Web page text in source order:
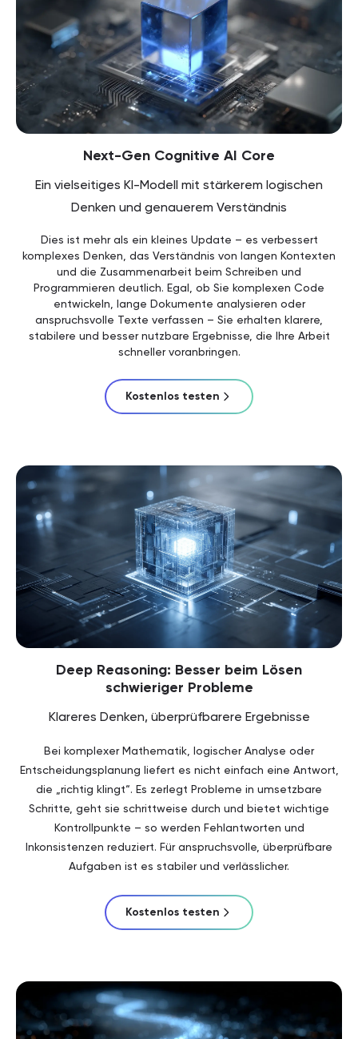
Next-Gen Cognitive AI Core
Ein vielseitiges KI-Modell mit stärkerem logischen
Denken und genauerem Verständnis
Dies ist mehr als ein kleines Update – es verbessert
komplexes Denken, das Verständnis von langen Kontexten
und die Zusammenarbeit beim Schreiben und
Programmieren deutlich. Egal, ob Sie komplexen Code
entwickeln, lange Dokumente analysieren oder
anspruchsvolle Texte verfassen – Sie erhalten klarere,
stabilere und besser nutzbare Ergebnisse, die Ihre Arbeit
schneller voranbringen.
Kostenlos testen
Deep Reasoning: Besser beim Lösen
schwieriger Probleme
Klareres Denken, überprüfbarere Ergebnisse
Bei komplexer Mathematik, logischer Analyse oder
Entscheidungsplanung liefert es nicht einfach eine Antwort,
die „richtig klingt“. Es zerlegt Probleme in umsetzbare
Schritte, geht sie schrittweise durch und bietet wichtige
Kontrollpunkte – so werden Fehlantworten und
Inkonsistenzen reduziert. Für anspruchsvolle, überprüfbare
Aufgaben ist es stabiler und verlässlicher.
Kostenlos testen